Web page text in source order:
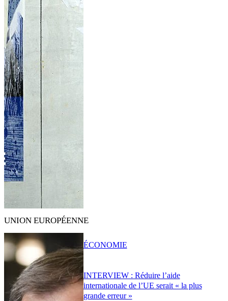
UNION EUROPÉENNE
INTERVIEW : Réduire l’aide
internationale de l’UE serait « la plus
grande erreur »
ÉCONOMIE